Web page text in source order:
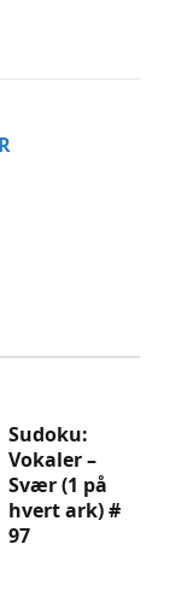
Sudoku:
Vokaler –
Svær (1 på
hvert ark) #
97